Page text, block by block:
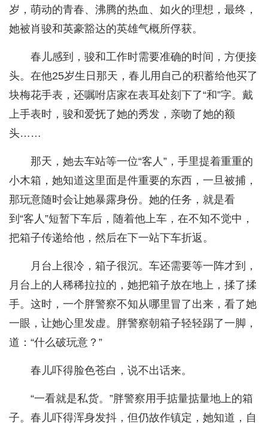
岁，萌动的青春、沸腾的热血、如火的理想，最终，
她被肖骏和英豪豁达的英雄气概所俘获。
春儿感到，骏和工作时需要准确的时间，方便接
头。在他25岁生日那天，春儿用自己的积蓄给他买了
块梅花手表，还嘱咐店家在表耳处刻下了“和”字。戴
上手表时，骏和爱抚了她的秀发，亲吻了她的额
头……
那天，她去车站等一位“客人”，手里提着重重的
小木箱，她知道这里面是件重要的东西，一旦被捕，
那玩意随时会让她暴露身份。她的任务，就是看
到“客人”短暂下车后，随着他上车，在不知不觉中，
把箱子传递给他，然后在下一站下车折返。
月台上很冷，箱子很沉。车还需要等一阵才到，
月台上的人稀稀拉拉的，她把箱子放在地上，揉了揉
手。这时，一个胖警察不知从哪里冒了出来，看了她
一眼，让她心里发虚。胖警察朝箱子轻轻踢了一脚，
道：“什么破玩意？”
春儿吓得脸色苍白，说不出话来。
“一看就是私货。”胖警察用手掂量掂量地上的箱
子。春儿吓得浑身发抖，但仍故作镇定，她知道，自